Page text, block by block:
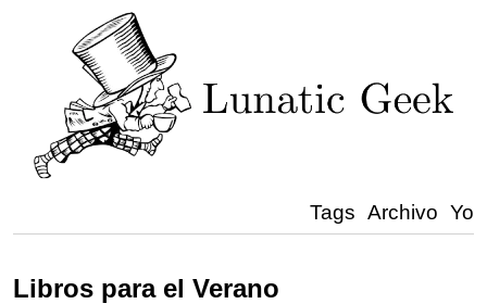
Tags Archivo Yo
Libros para el Verano